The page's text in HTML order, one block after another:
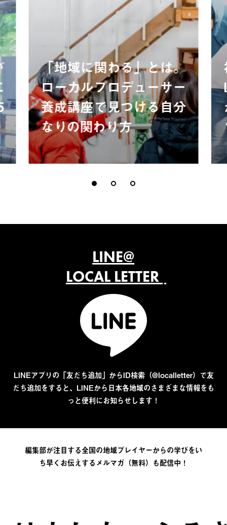
「地域に関わる」とは。
ローカルプロデューサー
養成講座で見つける自分
なりの関わり方
LINE@
LOCAL LETTER
LINEアプリの「友だち追加」からID検索（@localletter）で友
だち追加をすると、LINEから日本各地域のさまざまな情報をも
っと便利にお知らせします！
編集部が注目する全国の地域プレイヤーからの学びをい
ち早くお伝えするメルマガ（無料）も配信中！